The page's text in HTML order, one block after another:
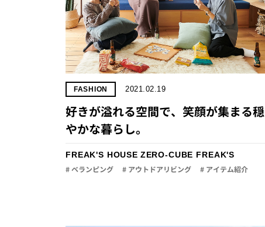
FASHION 2021.02.19
好きが溢れる空間で、笑顔が集まる穏
やかな暮らし。
FREAK'S HOUSE ZERO-CUBE FREAK'S
# ベランピング # アウトドアリビング # アイテム紹介